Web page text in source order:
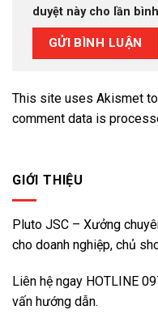
duyệt này cho lần
This site uses Akismet
comment data is
GIỚI THIỆU
Pluto JSC – Xưởng
cho doanh nghiệp, chủ
Liên hệ ngay HOTLINE
vấn hướng dẫn.